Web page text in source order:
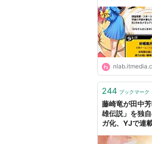
ねとらぼ
244 ブックマーク
藤崎竜が田中
雄伝説」を独
ガ化、YJで連